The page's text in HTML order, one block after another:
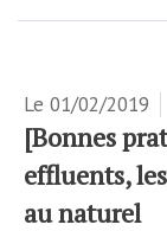
Le 01/02/2019
[Bonnes
effluents,
au naturel